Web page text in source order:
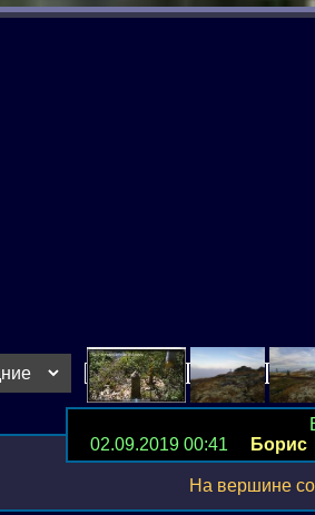
02.09.2019 00:41
Борис
На вершине